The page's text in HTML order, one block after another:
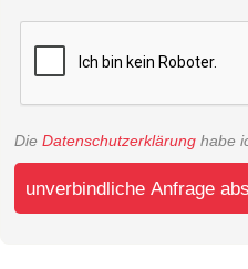
Die Datenschutzerklärung habe
unverbindliche Anfrage